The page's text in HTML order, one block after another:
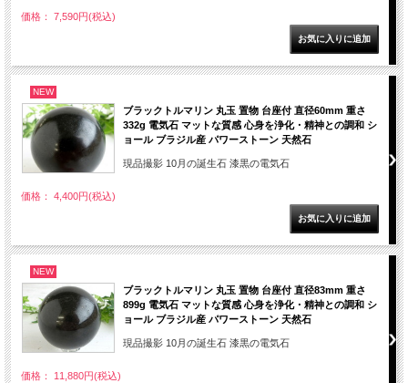
価格： 7,590円(税込)
NEW
ブラックトルマリン 丸玉 置物 台座付 直径60mm 重さ
332g 電気石 マットな質感 心身を浄化・精神との調和 シ
ョール ブラジル産 パワーストーン 天然石
現品撮影 10月の誕生石 漆黒の電気石
価格： 4,400円(税込)
NEW
ブラックトルマリン 丸玉 置物 台座付 直径83mm 重さ
899g 電気石 マットな質感 心身を浄化・精神との調和 シ
ョール ブラジル産 パワーストーン 天然石
現品撮影 10月の誕生石 漆黒の電気石
価格： 11,880円(税込)